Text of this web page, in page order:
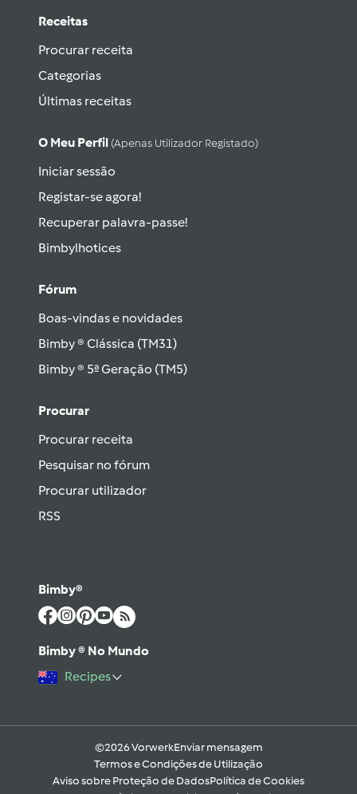
Receitas
Procurar receita
Categorias
Últimas receitas
O Meu Perfil (apenas Utilizador Registado)
Iniciar sessão
Registar-se agora!
Recuperar palavra-passe!
Bimbylhotices
Fórum
Boas-vindas e novidades
Bimby ® Clássica (TM31)
Bimby ® 5ª Geração (TM5)
Procurar
Procurar receita
Pesquisar no fórum
Procurar utilizador
RSS
Bimby®
Bimby ® No Mundo
Recipes
©2026 VorwerkEnviar mensagem
Termos e Condições de Utilização
Aviso sobre Proteção de DadosPolítica de Cookies